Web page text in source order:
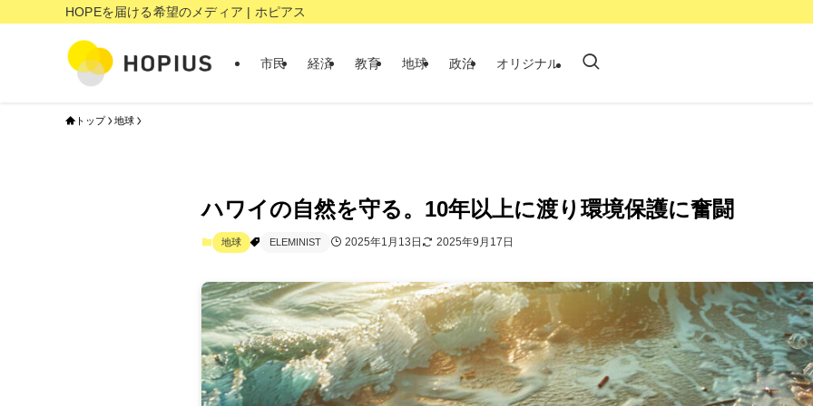
HOPEを届ける希望のメディア | ホピアス
市民 経済 教育 地球 政治 オリジナル
トップ 地球
ハワイの自然を守る。10年以上に渡り環境保護に奮闘
地球 ELEMINIST 2025年1月13日 2025年9月17日